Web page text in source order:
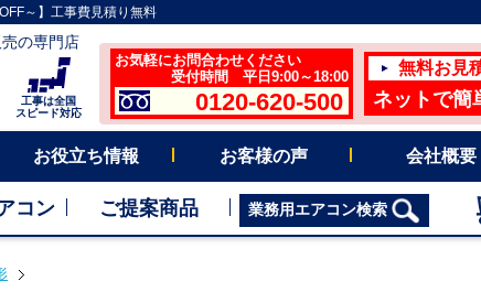
～】工事費見積り無料
の専門店
工事は全国
スピード対応
お気軽にお問合わせください
受付時間 平日9:00～18:00
0120-620-500
無料お見
ネットで簡
お役立ち情報 お客様の声 会社概要
コン ご提案商品 業務用エアコン検索